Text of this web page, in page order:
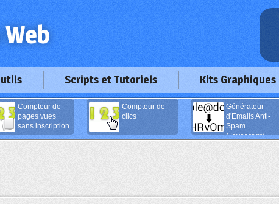
Scripts et Tutoriels Kits Graphiques
Compteur de
pages vues
sans inscription
Compteur de
clics
Générateur
d'Emails Anti-
Spam
(Javascript)